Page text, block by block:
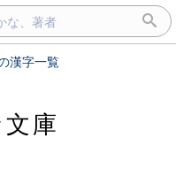
漢字一覧
庫